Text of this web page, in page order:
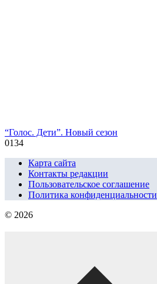
“Голос. Дети”. Новый сезон
0134
Карта сайта
Контакты редакции
Пользовательское соглашение
Политика конфиденциальности
© 2026